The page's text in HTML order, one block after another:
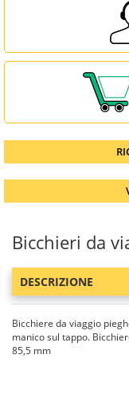
Bicchieri da
DESCRIZIONE
Bicchiere da viaggio
manico sul tappo.
85,5 mm